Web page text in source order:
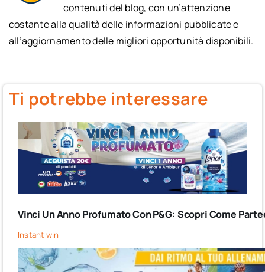
contenuti del blog, con un’attenzione
costante alla qualità delle informazioni pubblicate e
all’aggiornamento delle migliori opportunità disponibili.
Ti potrebbe interessare
Vinci Un Anno Profumato Con P&G: Scopri Come
Instant win